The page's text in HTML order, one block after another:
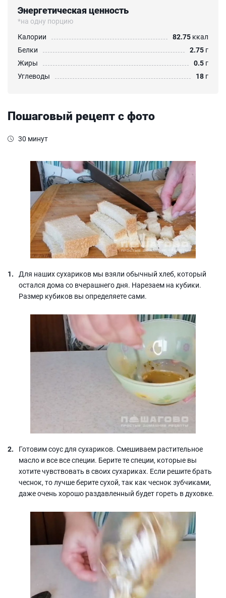
Энергетическая ценность
*на одну порцию
Калории
82.75 ккал
Белки
2.75 г
Жиры
0.5 г
Углеводы
18 г
Пошаговый рецепт с фото
30 минут
Для наших сухариков мы взяли обычный хлеб, который
остался дома со вчерашнего дня. Нарезаем на кубики.
Размер кубиков вы определяете сами.
Готовим соус для сухариков. Смешиваем растительное
масло и все все специи. Берите те специи, которые вы
хотите чувствовать в своих сухариках. Если решите брать
чеснок, то лучше берите сухой, так как чеснок зубчиками,
даже очень хорошо раздавленный будет гореть в духовке.